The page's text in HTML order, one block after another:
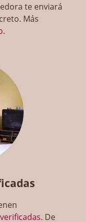
te enviará
Más
.
. De